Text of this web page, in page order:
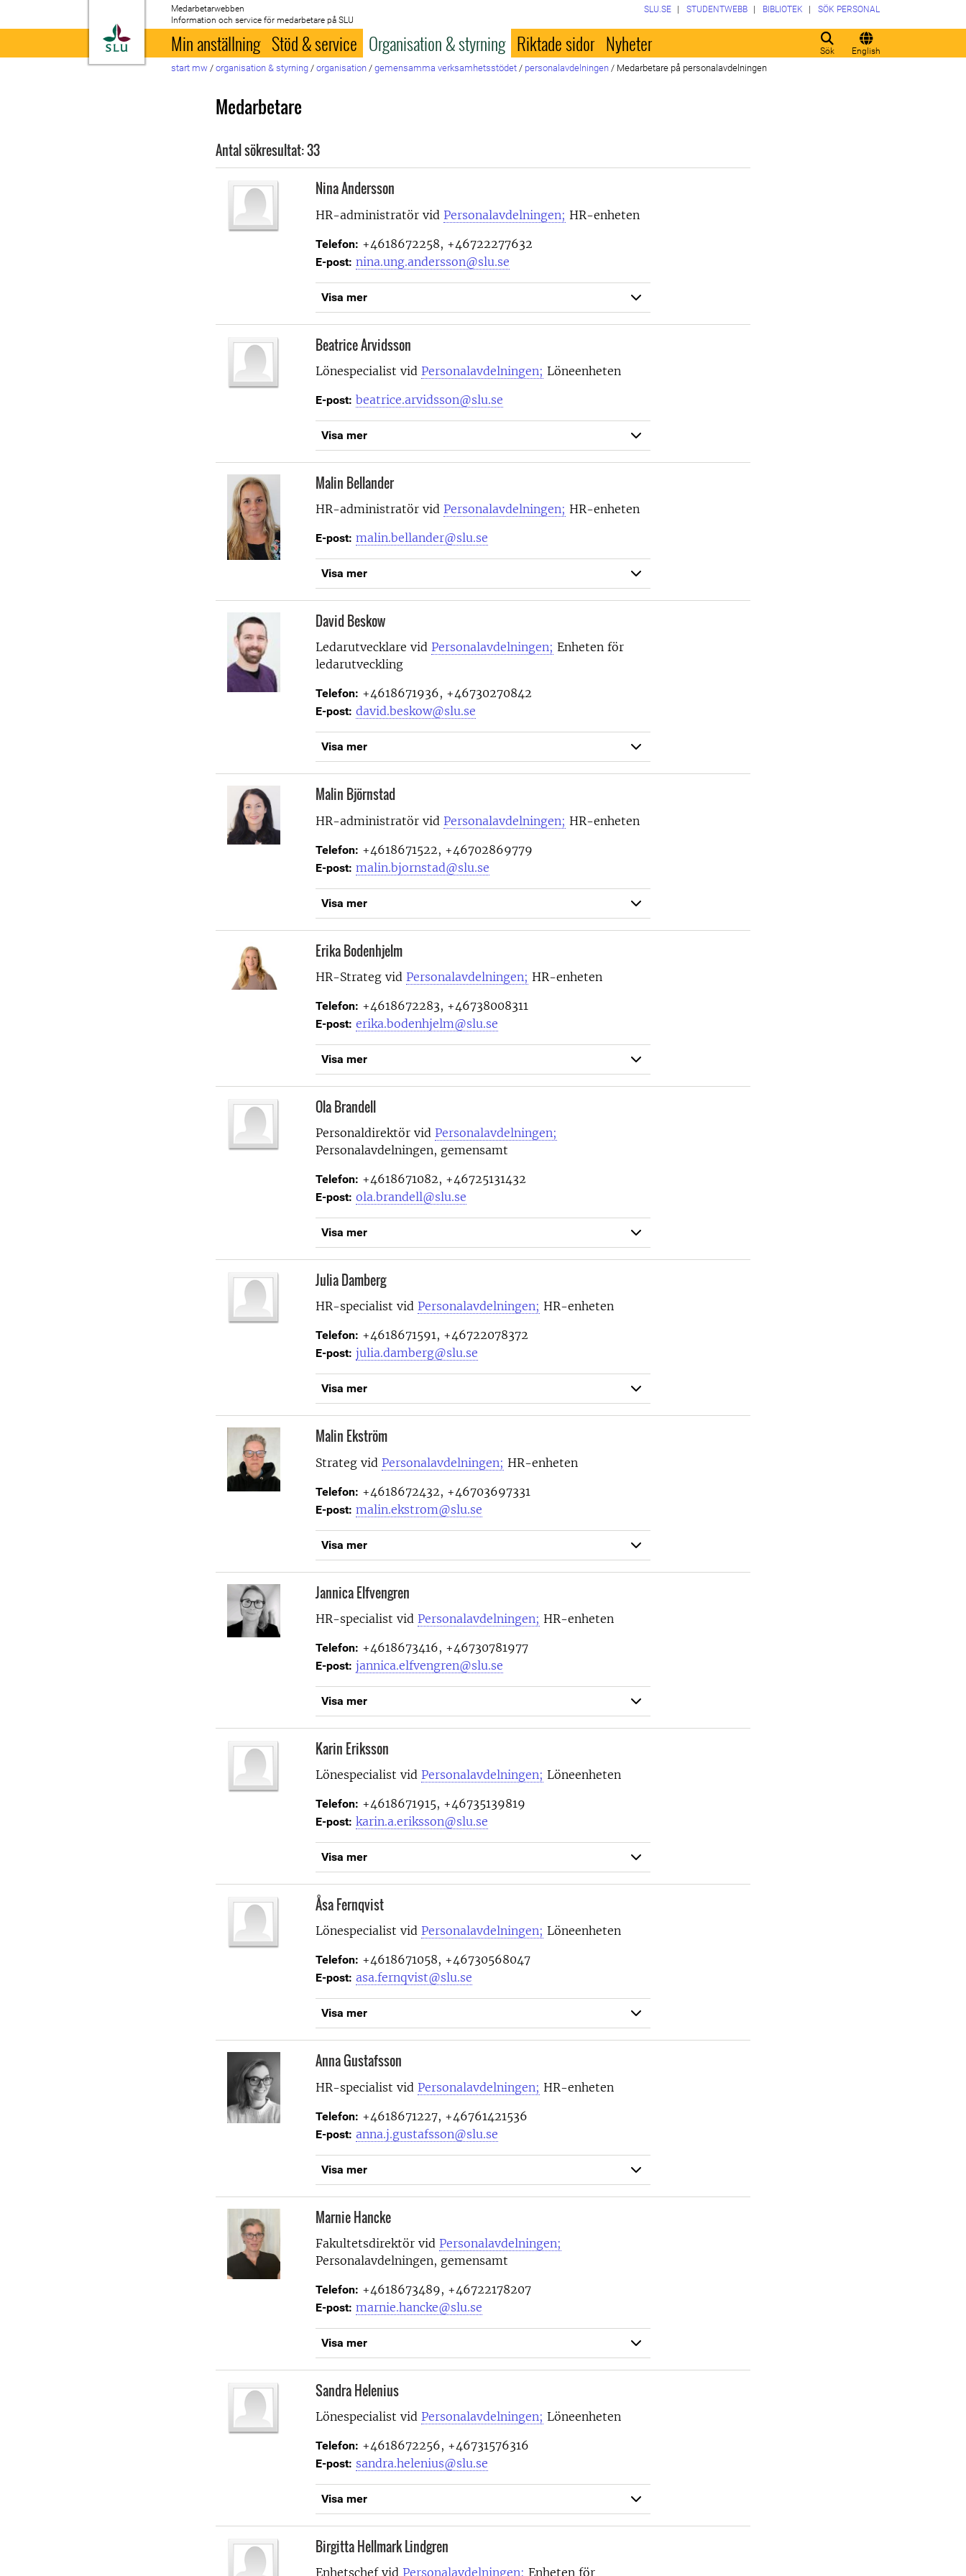
Till startsida
Medarbetarwebben
Information och service för medarbetare på SLU
Sök English
SLU.SE STUDENTWEBB BIBLIOTEK SÖK PERSONAL
Min anställning Stöd & service Organisation & styrning Riktade sidor Nyheter
start mw / organisation & styrning / organisation / gemensamma verksamhetsstödet / personalavdelningen / Medarbetare på personalavdelningen
Medarbetare
Antal sökresultat: 33
Nina Andersson
HR-administratör vid Personalavdelningen; HR-enheten
Telefon: +4618672258, +46722277632
E-post: nina.ung.andersson@slu.se
Visa mer
Beatrice Arvidsson
Lönespecialist vid Personalavdelningen; Löneenheten
E-post: beatrice.arvidsson@slu.se
Visa mer
Malin Bellander
HR-administratör vid Personalavdelningen; HR-enheten
E-post: malin.bellander@slu.se
Visa mer
David Beskow
Ledarutvecklare vid Personalavdelningen; Enheten för
ledarutveckling
Telefon: +4618671936, +46730270842
E-post: david.beskow@slu.se
Visa mer
Malin Björnstad
HR-administratör vid Personalavdelningen; HR-enheten
Telefon: +4618671522, +46702869779
E-post: malin.bjornstad@slu.se
Visa mer
Erika Bodenhjelm
HR-Strateg vid Personalavdelningen; HR-enheten
Telefon: +4618672283, +46738008311
E-post: erika.bodenhjelm@slu.se
Visa mer
Ola Brandell
Personaldirektör vid Personalavdelningen;
Personalavdelningen, gemensamt
Telefon: +4618671082, +46725131432
E-post: ola.brandell@slu.se
Visa mer
Julia Damberg
HR-specialist vid Personalavdelningen; HR-enheten
Telefon: +4618671591, +46722078372
E-post: julia.damberg@slu.se
Visa mer
Malin Ekström
Strateg vid Personalavdelningen; HR-enheten
Telefon: +4618672432, +46703697331
E-post: malin.ekstrom@slu.se
Visa mer
Jannica Elfvengren
HR-specialist vid Personalavdelningen; HR-enheten
Telefon: +4618673416, +46730781977
E-post: jannica.elfvengren@slu.se
Visa mer
Karin Eriksson
Lönespecialist vid Personalavdelningen; Löneenheten
Telefon: +4618671915, +46735139819
E-post: karin.a.eriksson@slu.se
Visa mer
Åsa Fernqvist
Lönespecialist vid Personalavdelningen; Löneenheten
Telefon: +4618671058, +46730568047
E-post: asa.fernqvist@slu.se
Visa mer
Anna Gustafsson
HR-specialist vid Personalavdelningen; HR-enheten
Telefon: +4618671227, +46761421536
E-post: anna.j.gustafsson@slu.se
Visa mer
Marnie Hancke
Fakultetsdirektör vid Personalavdelningen;
Personalavdelningen, gemensamt
Telefon: +4618673489, +46722178207
E-post: marnie.hancke@slu.se
Visa mer
Sandra Helenius
Lönespecialist vid Personalavdelningen; Löneenheten
Telefon: +4618672256, +46731576316
E-post: sandra.helenius@slu.se
Visa mer
Birgitta Hellmark Lindgren
Enhetschef vid Personalavdelningen; Enheten för